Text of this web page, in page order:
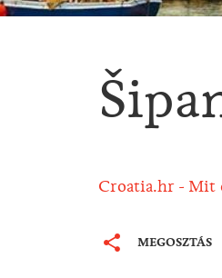
Croatia.hr Mit
MEGOSZTÁS